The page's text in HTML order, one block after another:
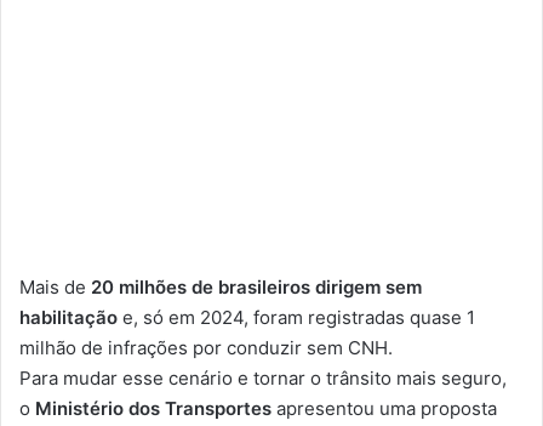
Mais de 20 milhões de brasileiros dirigem sem
habilitação e, só em 2024, foram registradas quase 1
milhão de infrações por conduzir sem CNH.
Para mudar esse cenário e tornar o trânsito mais seguro,
o Ministério dos Transportes apresentou uma proposta